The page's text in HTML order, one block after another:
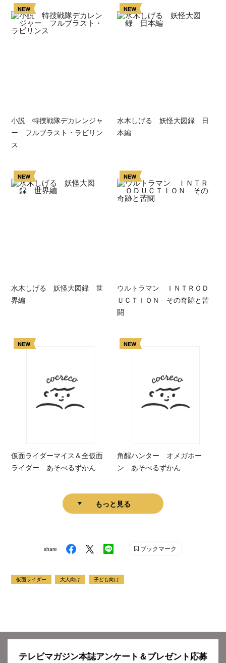
NEW
小説 特捜戦隊デカレンジャ
ー フルブラスト・ラビリン
ス
NEW
水木しげる 妖怪大図録 日
本編
NEW
水木しげる 妖怪大図録 世
界編
NEW
ウルトラマン ＩＮＴＲＯＤ
ＵＣＴＩＯＮ その奇跡と苦
闘
NEW
仮面ライダーマイス＆全仮面
ライダー あそべるずかん
NEW
角醒ハンター オメガホー
ン あそべるずかん
もっと見る
share ブックマーク
仮面ライダー 大人向け 子ども向け
テレビマガジン本誌アンケート＆プレゼント応募